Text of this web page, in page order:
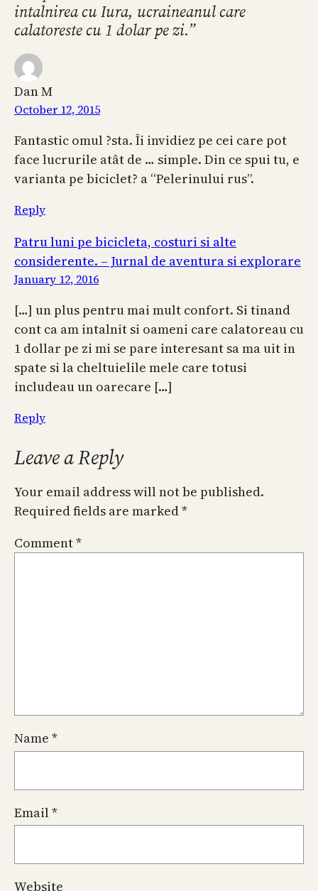
intalnirea cu Iura, ucraineanul care
calatoreste cu 1 dolar pe zi.”
Dan M
October 12, 2015
Fantastic omul ?sta. Îi invidiez pe cei care pot
face lucrurile atât de … simple. Din ce spui tu, e
varianta pe biciclet? a “Pelerinului rus”.
Reply
Patru luni pe bicicleta, costuri si alte
considerente. – Jurnal de aventura si explorare
January 12, 2016
[…] un plus pentru mai mult confort. Si tinand
cont ca am intalnit si oameni care calatoreau cu
1 dollar pe zi mi se pare interesant sa ma uit in
spate si la cheltuielile mele care totusi
includeau un oarecare […]
Reply
Leave a Reply
Your email address will not be published.
Required fields are marked*
Comment*
Name *
Email*
Website